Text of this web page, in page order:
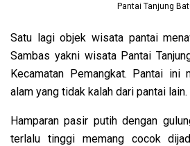
Pantai Tanjung
Satu lagi objek wisata pantai
Sambas yakni wisata Pantai
Kecamatan Pemangkat. Pantai ini
alam yang tidak kalah dari pantai lain.
Hamparan pasir putih dengan
terlalu tinggi memang cocok